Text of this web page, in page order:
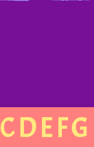
CDEFG